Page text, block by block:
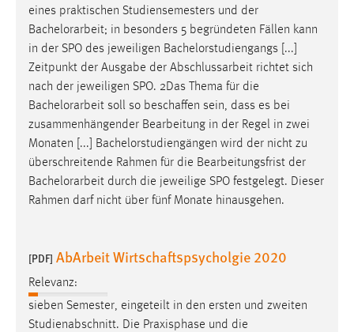
eines praktischen Studiensemesters und der
Bachelorarbeit; in besonders 5 begründeten Fällen kann
in der SPO des jeweiligen Bachelorstudiengangs [...]
Zeitpunkt der Ausgabe der Abschlussarbeit richtet sich
nach der jeweiligen SPO. 2Das Thema für die
Bachelorarbeit soll so beschaffen sein, dass es bei
zusammenhängender Bearbeitung in der Regel in zwei
Monaten [...] Bachelorstudiengängen wird der nicht zu
überschreitende Rahmen für die Bearbeitungsfrist der
Bachelorarbeit durch die jeweilige SPO festgelegt. Dieser
Rahmen darf nicht über fünf Monate hinausgehen.
[PDF] AbArbeit Wirtschaftspsycholgie 2020
Relevanz:
sieben Semester, eingeteilt in den ersten und zweiten
Studienabschnitt. Die Praxisphase und die